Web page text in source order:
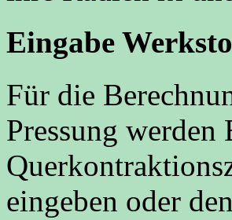
Eingabe
Für die
Pressung
eingeben oder